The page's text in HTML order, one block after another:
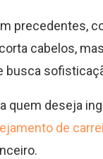
precedentes,
cabelos,
busca
quem deseja
de